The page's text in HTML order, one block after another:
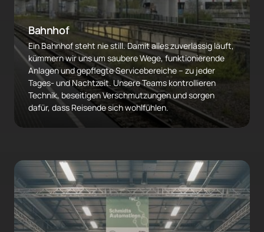
Bahnhof
Ein Bahnhof steht nie still. Damit alles zuverlässig läuft,
kümmern wir uns um saubere Wege, funktionierende
Anlagen und gepflegte Servicebereiche – zu jeder
Tages- und Nachtzeit. Unsere Teams kontrollieren
Technik, beseitigen Verschmutzungen und sorgen
dafür, dass Reisende sich wohlfühlen.